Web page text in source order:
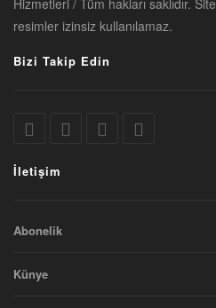
Hizmetleri / Tüm hakları saklıdır.
resimler izinsiz kullanılamaz.
Bizi Takip Edin
İletişim
Abonelik
Künye